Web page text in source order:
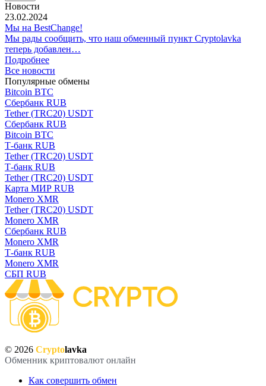
Новости
23.02.2024
Мы на BestChange!
Мы рады сообщить, что наш обменный пункт Cryptolavka
теперь добавлен…
Подробнее
Все новости
Популярные обмены
Bitcoin BTC
Сбербанк RUB
Tether (TRC20) USDT
Сбербанк RUB
Bitcoin BTC
Т-банк RUB
Tether (TRC20) USDT
Т-банк RUB
Tether (TRC20) USDT
Карта МИР RUB
Monero XMR
Tether (TRC20) USDT
Monero XMR
Сбербанк RUB
Monero XMR
Т-банк RUB
Monero XMR
СБП RUB
© 2026 Cryptolavka
Обменник криптовалют онлайн
Как совершить обмен